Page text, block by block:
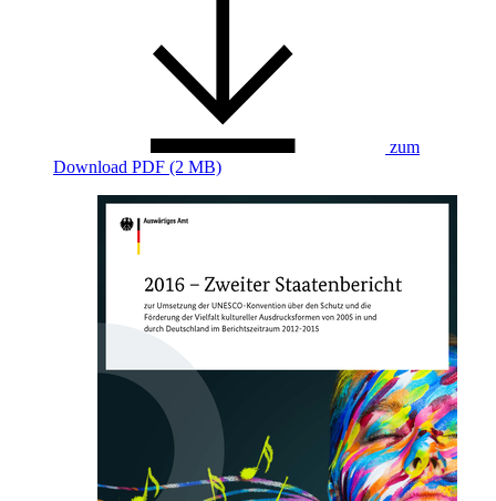
zum
Download PDF (2 MB)